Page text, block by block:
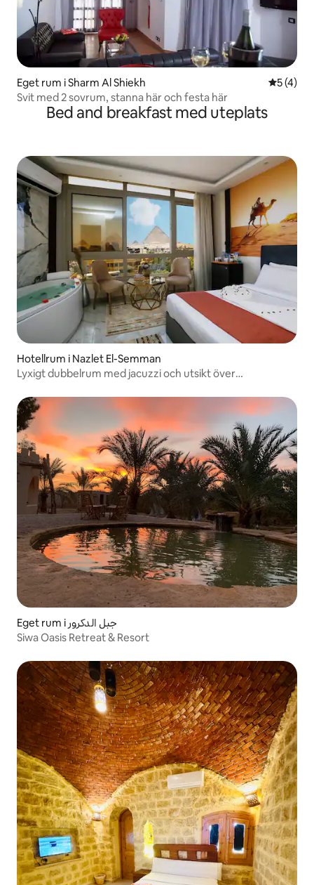
Eget rum i Sharm Al Shiekh 5 av 5 i
5 (4)
Svit med 2 sovrum, stanna här och festa här
Bed and breakfast med uteplats
Hotellrum i Nazlet El-Semman
Lyxigt dubbelrum med jacuzzi och utsikt över
Eget rum i جبل الدكرور
Siwa Oasis Retreat & Resort